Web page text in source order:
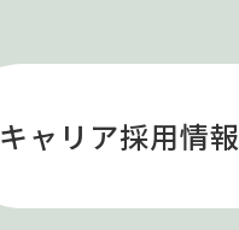
キャリア採用情報